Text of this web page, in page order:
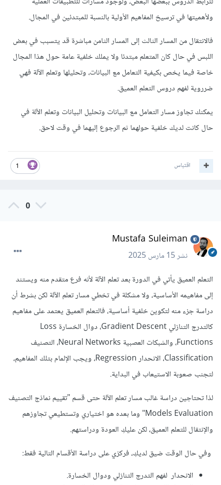
ولأهميتها في ترسيخ المفاهيم الأولية بالنسبة للمبتدئين في المجال.
فالانتقال من المسار الثالث إلى المسار الثامن مباشرة قد يتسبب في بعض
اللبس في حال كان المتعلم مبتدئا ولا يملك خلفية عامة حول هذا المجال
خاصة فيما يخص بكيفية التعامل مع البيانات، وتحليلها وتعلم الآلة فهي
ضرروية لفهم دروس التعلم العميق.
يمكنك تجاوز مسار التعامل مع البيانات وتحليل البيانات وتعلم الآلة في
حال كانت لديك خلفية حولهما ثم الرجوع إليهما في وقت لاحق.
1 اقتباس
0
Mustafa Suleiman
نشر15 مارس 2025
التعلم العميق يأتي في الدورة بعد تعلم الآلة لأنه فرع متقدم منه ويستند
إلى مفاهيمه الأساسية، ولا مشكلة في تخطي مسار تعلم الآلة لكن بشرط أن
دراسة جزء منه لتكوين خلفية أساسية، فالتعلم العميق يعتمد على مفاهيم
كالتدرج التنازلي Gradient Descent، دوال الخسارة Loss
Functions، والشبكات العصبية Neural Networks، التصنيف
Classification، الانحدار Regression، ويجب الإلمام بتلك المفاهيم،
لتجنب صعوبة الاستيعاب في البداية.
لذا تحتاجين دراسة غالب مسار تعلم الآلة حتى قسم "تقييم نماذج التصنيف
Models Evaluation" وما بعده هو اختياري وتستطيعي تجاوزهم
والإنتقال للتعلم العميق، لكن عليكِ العودة ودراستهم.
وفي حال الوقت ضيق لديكِ، فركزي على دراسة الأقسام التالية فقط:
الانحدار لفهم التدرج التنازلي ودوال الخسارة.